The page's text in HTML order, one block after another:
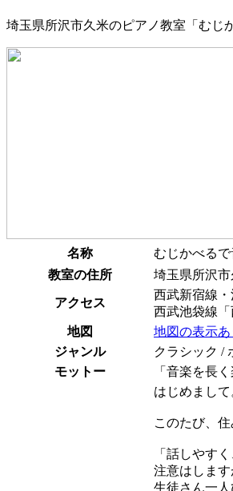
埼玉県所沢市久米のピアノ教室「むじ
名称
むじかべる
教室の住所
埼玉県所沢
アクセス
西武新宿線
西武池袋線
地図
地図の表示あ
ジャンル
クラシック /
モットー
「音楽を長
はじめまし
このたび、
「話しやす
注意はします
生徒さん一